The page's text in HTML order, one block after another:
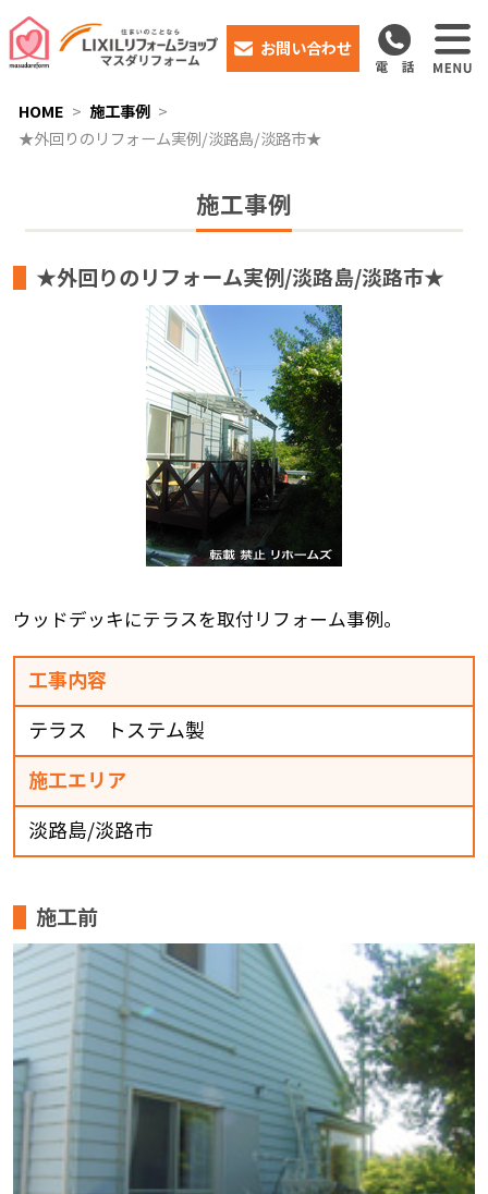
お問い合わせ
HOME
施工事例
★外回りのリフォーム実例/淡路島/淡路市★
施工事例
★外回りのリフォーム実例/淡路島/淡路市★
ウッドデッキにテラスを取付リフォーム事例。
工事内容
テラス トステム製
施工エリア
淡路島/淡路市
施工前